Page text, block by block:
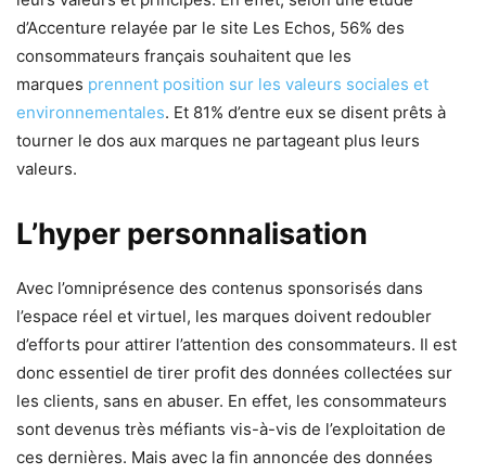
d’Accenture relayée par le site Les Echos, 56% des
consommateurs français souhaitent que les
marques prennent position sur les valeurs sociales et
environnementales. Et 81% d’entre eux se disent prêts à
tourner le dos aux marques ne partageant plus leurs
valeurs.
L’hyper personnalisation
Avec l’omniprésence des contenus sponsorisés dans
l’espace réel et virtuel, les marques doivent redoubler
d’efforts pour attirer l’attention des consommateurs. Il est
donc essentiel de tirer profit des données collectées sur
les clients, sans en abuser. En effet, les consommateurs
sont devenus très méfiants vis-à-vis de l’exploitation de
ces dernières. Mais avec la fin annoncée des données